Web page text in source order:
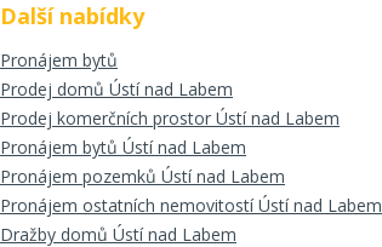
Další nabídky
Pronájem bytů
Prodej domů Ústí nad Labem
Prodej komerčních prostor Ústí nad Labem
Pronájem bytů Ústí nad Labem
Pronájem pozemků Ústí nad Labem
Pronájem ostatních nemovitostí Ústí nad Labem
Dražby domů Ústí nad Labem